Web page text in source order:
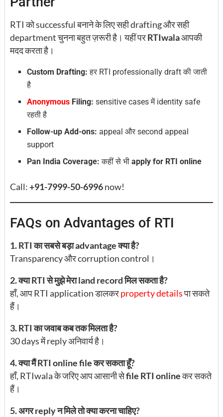
RTI को successful बनाने के लिए सही drafting और सही
department चुनना बहुत ज़रूरी है। यहीं परRTIwalaआपकी
मदद करता है।
Custom Drafting: हर RTI professionally draft की जाती
है
Anonymous Filing: sensitive cases में identity safe
रहती है
Follow-up Add-ons: appeal और second appeal
support
Pan India Coverage: कहीं से भीapply for RTI online
Call:+91-7999-50-6996now!
FAQs on Advantages of RTI
1. RTI का सबसे बड़ा advantage क्या है?
Transparency और corruption control।
2. क्या RTI से मुझे मेरा land record मिल सकता है?
हाँ, आप RTI application डालकरproperty detailsपा सकते
हैं।
3. RTI का जवाब कब तक मिलता है?
30 days में reply अनिवार्य है।
4. क्या मैं RTI online file कर सकता हूँ?
हाँ, RTIwala के जरिए आप आसानी सेfile RTI onlineकर सकते
हैं।
5. अगर reply न मिले तो क्या करना चाहिए?